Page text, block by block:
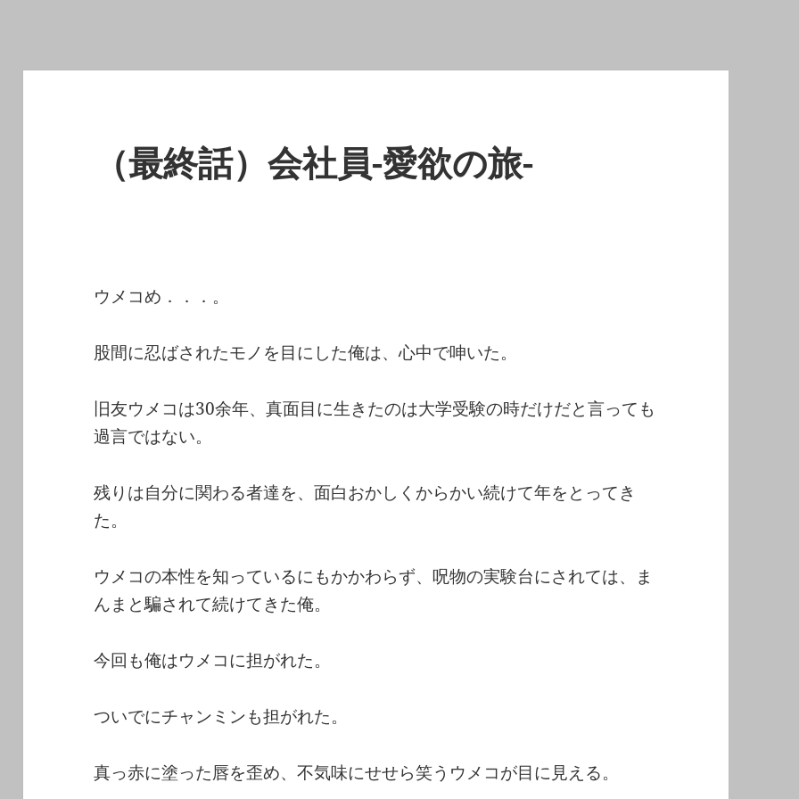
（最終話）会社員-愛欲の旅-
ウメコめ．．．。
股間に忍ばされたモノを目にした俺は、心中で呻いた。
旧友ウメコは30余年、真面目に生きたのは大学受験の時だけだと言っても
過言ではない。
残りは自分に関わる者達を、面白おかしくからかい続けて年をとってき
た。
ウメコの本性を知っているにもかかわらず、呪物の実験台にされては、ま
んまと騙されて続けてきた俺。
今回も俺はウメコに担がれた。
ついでにチャンミンも担がれた。
真っ赤に塗った唇を歪め、不気味にせせら笑うウメコが目に見える。